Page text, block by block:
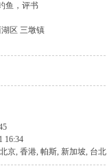
鱼，评书
区 三墩镇
16:34
京, 香港, 帕斯, 新加坡, 台北